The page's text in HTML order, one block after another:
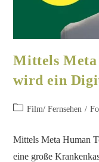
Mittels Meta
wird ein
Film/ Fernsehen /
Mittels Meta Human
eine große